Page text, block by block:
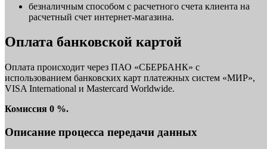
безналичным способом с расчетного счета клиента на
расчетный счет интернет-магазина.
Оплата банковской картой
Оплата происходит через ПАО «СБЕРБАНК» с
использованием банковских карт платежных систем «МИР»,
VISA International и Mastercard Worldwide.
Комиссия 0 %.
Описание процесса передачи данных